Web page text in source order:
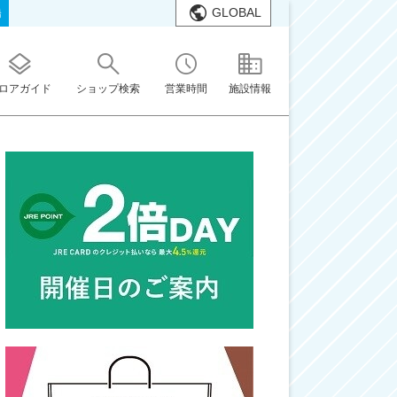
GLOBAL
アガイド ショップ検索 営業時間 施設情報